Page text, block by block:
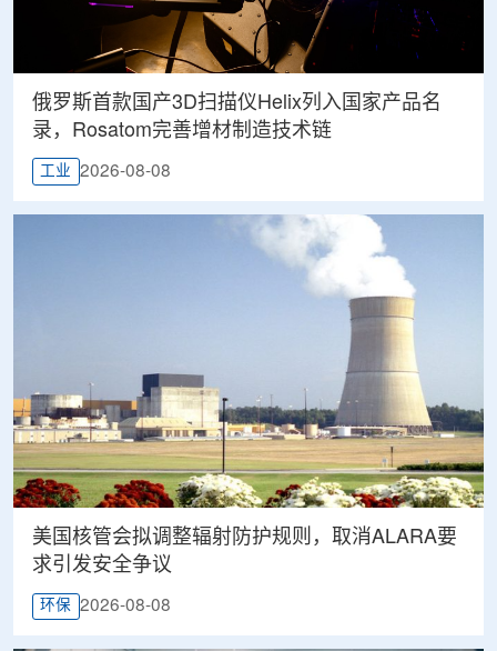
俄罗斯首款国产3D扫描仪Helix列入国家产品名
录，Rosatom完善增材制造技术链
工业 2026-08-08
美国核管会拟调整辐射防护规则，取消ALARA要
求引发安全争议
环保 2026-08-08